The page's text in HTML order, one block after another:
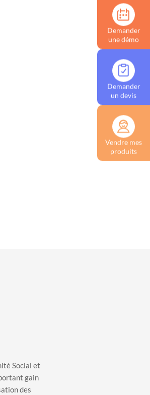
Social et
gain
des
Demander
une démo
Demander
un devis
Vendre mes
produits